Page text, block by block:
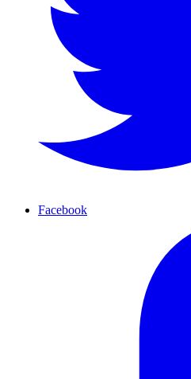
Facebook